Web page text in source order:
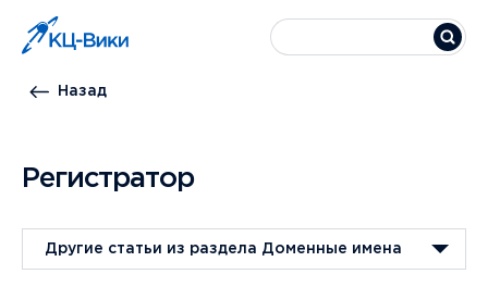
Назад
Регистратор
Другие статьи из раздела Доменные имена